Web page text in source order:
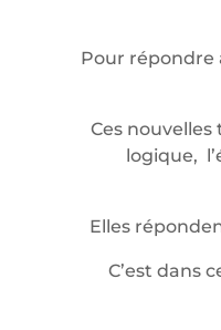
Pour répondre
Ces
logique,
Elles
C’est dans